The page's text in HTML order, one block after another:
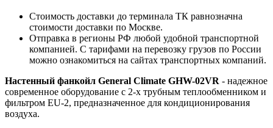
Стоимость доставки до терминала ТК равнозначна
стоимости доставки по Москве.
Отправка в регионы РФ любой удобной транспортной
компанией. С тарифами на перевозку грузов по России
можно ознакомиться на сайтах транспортных компаний.
Настенный фанкойл General Climate GHW-02VR - надежное
современное оборудование с 2-х трубным теплообменником и
фильтром EU-2, предназначенное для кондиционирования
воздуха.